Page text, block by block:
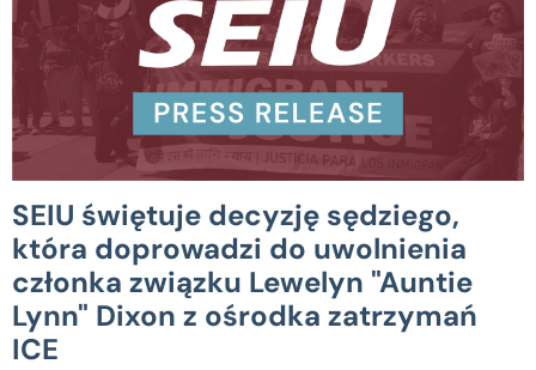
SEIU świętuje decyzję sędziego,
która doprowadzi do uwolnienia
członka związku Lewelyn "Auntie
Lynn" Dixon z ośrodka zatrzymań
ICE